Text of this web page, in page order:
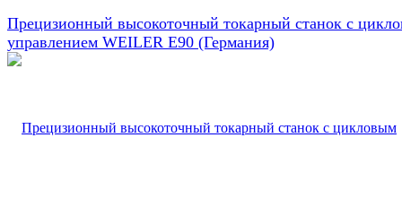
Прецизионный высокоточный токарный станок с
управлением WEILER E90 (Германия)